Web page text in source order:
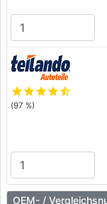
starstarstarstarstar_half
(97 %)
OEM- /